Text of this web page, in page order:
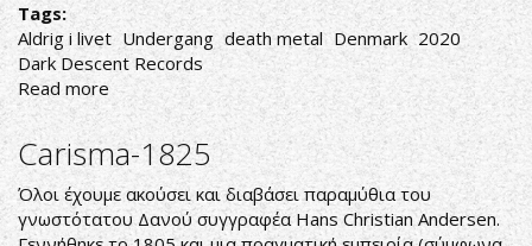
Tags:
Aldrig i livet Undergang death metal Denmark 2020
Dark Descent Records
Read more about
Undergang-
Aldrig
i
livet
Carisma-1825
Όλοι έχουμε ακούσει και διαβάσει παραμύθια του
γνωστότατου Δανού συγγραφέα Hans Christian Andersen.